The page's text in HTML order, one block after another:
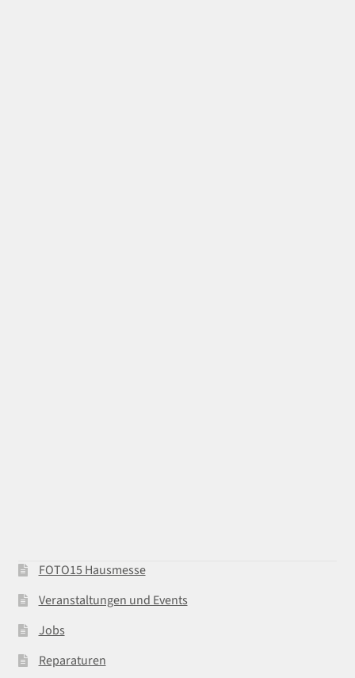
FOTO15 Hausmesse
Veranstaltungen und Events
Jobs
Reparaturen